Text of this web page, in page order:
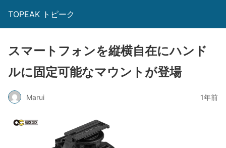
TOPEAK トピーク
スマートフォンを縦横自在にハンド
ルに固定可能なマウントが登場
Marui 1年前